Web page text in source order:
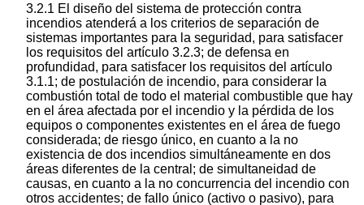
3.2.1 El diseño del sistema de protección contra
incendios atenderá a los criterios de separación de
sistemas importantes para la seguridad, para satisfacer
los requisitos del artículo 3.2.3; de defensa en
profundidad, para satisfacer los requisitos del artículo
3.1.1; de postulación de incendio, para considerar la
combustión total de todo el material combustible que hay
en el área afectada por el incendio y la pérdida de los
equipos o componentes existentes en el área de fuego
considerada; de riesgo único, en cuanto a la no
existencia de dos incendios simultáneamente en dos
áreas diferentes de la central; de simultaneidad de
causas, en cuanto a la no concurrencia del incendio con
otros accidentes; de fallo único (activo o pasivo), para